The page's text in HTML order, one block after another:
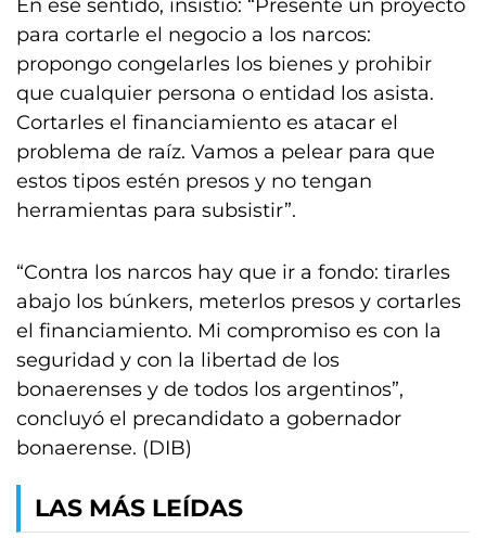
En ese sentido, insistió: “Presenté un proyecto
para cortarle el negocio a los narcos:
propongo congelarles los bienes y prohibir
que cualquier persona o entidad los asista.
Cortarles el financiamiento es atacar el
problema de raíz. Vamos a pelear para que
estos tipos estén presos y no tengan
herramientas para subsistir”.
“Contra los narcos hay que ir a fondo: tirarles
abajo los búnkers, meterlos presos y cortarles
el financiamiento. Mi compromiso es con la
seguridad y con la libertad de los
bonaerenses y de todos los argentinos”,
concluyó el precandidato a gobernador
bonaerense. (DIB)
LAS MÁS LEÍDAS